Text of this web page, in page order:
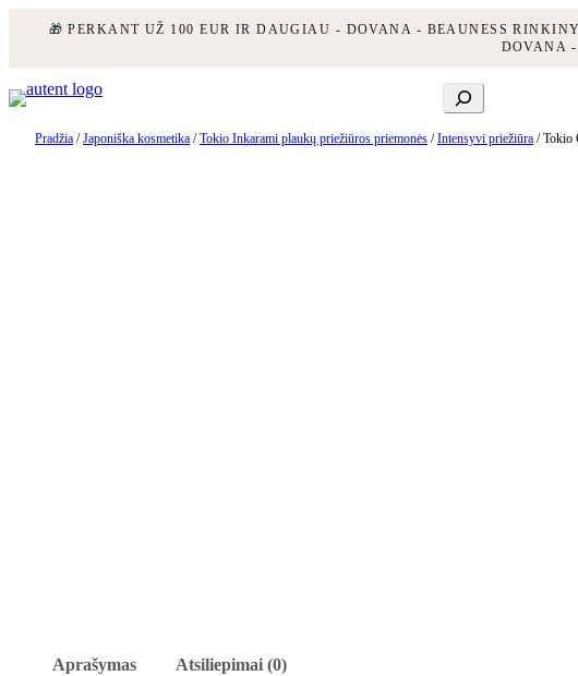
🎁 PERKANT UŽ 100 EUR IR DAUGIAU - DOVANA - BEAUNESS
DOVANA
prie
turinio
Ieškoti
Pradžia /Japoniška kosmetika /Tokio Inkarami plaukų priežiūros priemonės /Intensyvi priežiūra / Tokio
Aprašymas
Atsiliepimai (0)